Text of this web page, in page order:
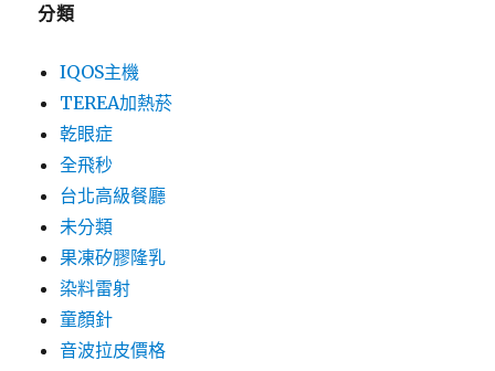
分類
IQOS主機
TEREA加熱菸
乾眼症
全飛秒
台北高級餐廳
未分類
果凍矽膠隆乳
染料雷射
童顏針
音波拉皮價格